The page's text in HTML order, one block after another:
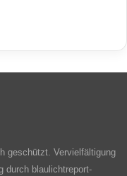
geschützt. Vervielfältigung
durch blaulichtreport-